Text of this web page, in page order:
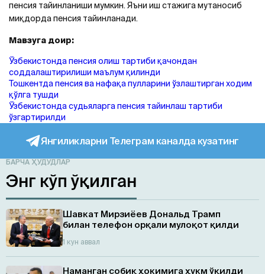
пенсия тайинланиши мумкин. Яъни иш стажига мутаносиб
миқдорда пенсия тайинланади.
Мавзуга доир:
Ўзбекистонда пенсия олиш тартиби қачондан
соддалаштирилиши маълум қилинди
Тошкентда пенсия ва нафақа пулларини ўзлаштирган ходим
қўлга тушди
Ўзбекистонда судьяларга пенсия тайинлаш тартиби
ўзгартирилди
Янгиликларни Телеграм каналда кузатинг
БАРЧА ҲУДУДЛАР
Энг кўп ўқилган
Шавкат Мирзиёев Дональд Трамп
билан телефон орқали мулоқот қилди
1 кун аввал
Наманган собиқ ҳокимига ҳукм ўқилди